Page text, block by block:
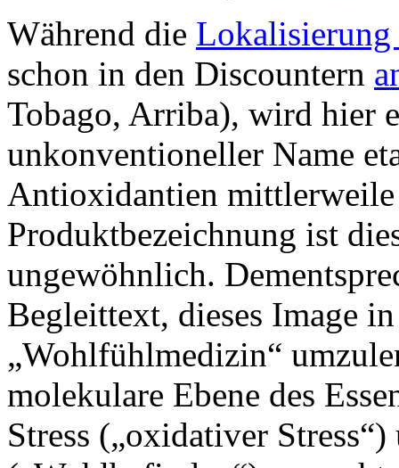
Während die Lokalisierung
schon in den Discountern
Tobago, Arriba), wird hier
unkonventioneller Name
Antioxidantien mittlerweile
Produktbezeichnung ist
ungewöhnlich.
Begleittext, dieses Image
„Wohlfühlmedizin“
molekulare Ebene des
Stress („oxidativer